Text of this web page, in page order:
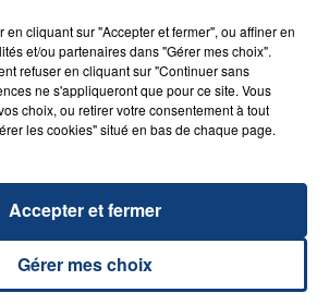
À LENS : UNE FEMME ET
LA VIE ET LA...
immolé par le feu après avoir
et leur bébé de trois mois
en cliquant sur "Accepter et fermer", ou affiner en
et/ou partenaires dans "Gérer mes choix".
refuser en cliquant sur "Continuer sans
ne s'appliqueront que pour ce site. Vous
choix, ou retirer votre consentement à tout
les cookies" situé en bas de chaque page.
Gérer mes choix
Accepter et fermer